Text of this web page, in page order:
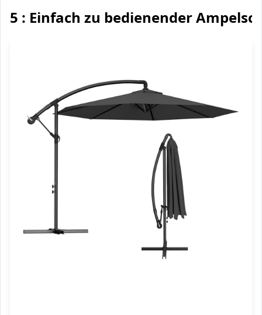
5 : Einfach zu bedienender